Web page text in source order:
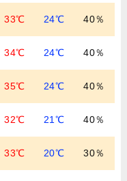
33℃ 24℃ 40％
34℃ 24℃ 40％
35℃ 24℃ 40％
32℃ 21℃ 40％
33℃ 20℃ 30％